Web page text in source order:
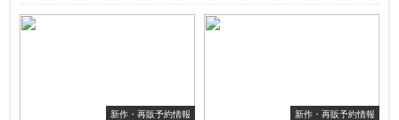
新作・再販予約情報 新作・再販予約情報